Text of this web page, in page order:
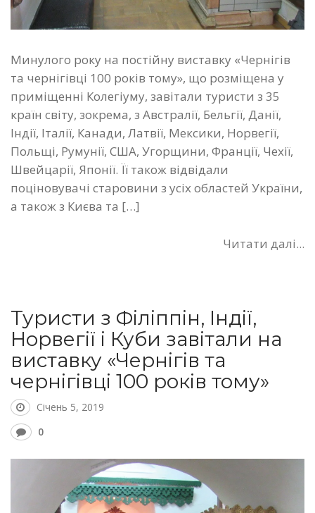
Минулого року на постійну виставку «Чернігів
та чернігівці 100 років тому», що розміщена у
приміщенні Колегіуму, завітали туристи з 35
країн світу, зокрема, з Австралії, Бельгії, Данії,
Індії, Італії, Канади, Латвії, Мексики, Норвегії,
Польщі, Румунії, США, Угорщини, Франції, Чехії,
Швейцарії, Японії. Її також відвідали
поціновувачі старовини з усіх областей України,
а також з Києва та […]
Читати далі...
Туристи з Філіппін, Індії,
Норвегії і Куби завітали на
виставку «Чернігів та
чернігівці 100 років тому»
Січень 5, 2019
0